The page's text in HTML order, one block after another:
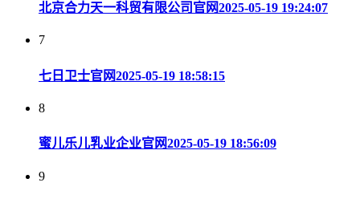
北京合力天一科贸有限公司官网2025-05-19 19:24:07
7
七日卫士官网2025-05-19 18:58:15
8
蜜儿乐儿乳业企业官网2025-05-19 18:56:09
9